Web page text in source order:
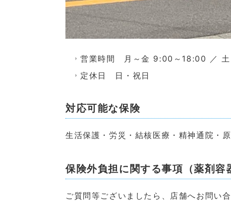
営業時間 月～金 9:00～18:00 ／
定休日 日・祝日
対応可能な保険
生活保護・労災・結核医療・精神通院・
保険外負担に関する事項（薬剤
ご質問等ございましたら、 店舗へお問い